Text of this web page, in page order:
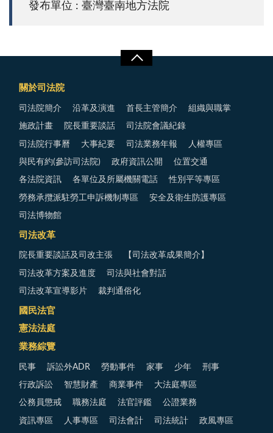
發布單位 : 臺灣臺南地方法院
關於司法院
司法院簡介 沿革及演進 首長主管簡介 組織與職掌
施政計畫 院長重要談話 司法院會議紀錄
司法院行事曆 大事紀要 司法業務年報 人權專區
與民有約(參訪司法院) 政府資訊公開 位置交通
各法院資訊 各單位及所屬機關電話 性別平等專區
勞務承攬派駐勞工申訴機制專區 安全及衛生防護專區
司法博物館
司法改革
院長重要談話及司改主張 【司法改革成果簡介】
司法改革方案及進度 司法與社會對話
司法改革宣導影片 裁判通俗化
國民法官
憲法法庭
業務綜覽
民事 訴訟外ADR 勞動事件 家事 少年 刑事
行政訴訟 智慧財產 商業事件 大法庭專區
公務員懲戒 職務法庭 法官評鑑 公證業務
資訊專區 人事專區 司法會計 司法統計 政風專區